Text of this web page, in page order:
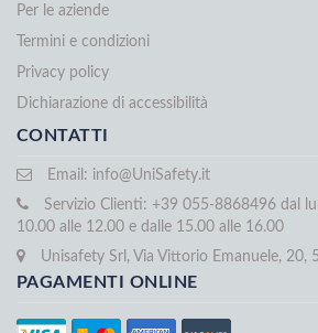
Per le aziende
Termini e condizioni
Privacy policy
Dichiarazione di accessibilità
CONTATTI
Email: info@UniSafety.it
Servizio Clienti: +39 055-8868496 dal
10.00 alle 12.00 e dalle 15.00 alle 16.00
Unisafety Srl, Via Vittorio Emanuele, 20,
PAGAMENTI ONLINE